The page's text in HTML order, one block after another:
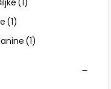
(1)
(1)
(1)